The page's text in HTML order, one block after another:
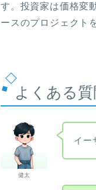
す。投資家は価格変
ースのプロジェクト
よくある質
健太
イー